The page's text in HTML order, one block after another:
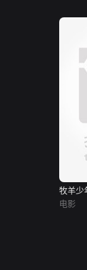
牧羊少
电影